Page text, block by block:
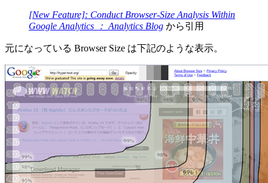
[New Feature]: Conduct Browser-Size Analysis Within
Google Analytics ： Analytics Blog から引用
元になっている Browser Size は下記のような表示。